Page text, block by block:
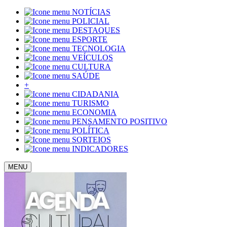
NOTÍCIAS
POLICIAL
DESTAQUES
ESPORTE
TECNOLOGIA
VEÍCULOS
CULTURA
SAÚDE
+
CIDADANIA
TURISMO
ECONOMIA
PENSAMENTO POSITIVO
POLÍTICA
SORTEIOS
INDICADORES
MENU